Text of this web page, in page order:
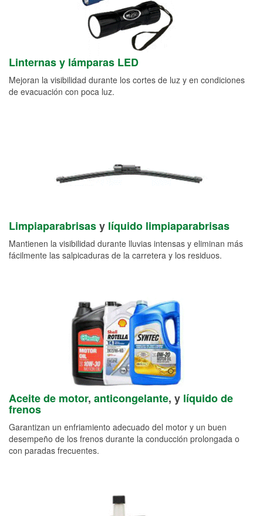
Linternas y lámparas LED
Mejoran la visibilidad durante los cortes de luz y en condiciones
de evacuación con poca luz.
Limpiaparabrisasy líquido limpiaparabrisas
Mantienen la visibilidad durante lluvias intensas y eliminan más
fácilmente las salpicaduras de la carretera y los residuos.
Aceite de motor, anticongelante, y líquido de
frenos
Garantizan un enfriamiento adecuado del motor y un buen
desempeño de los frenos durante la conducción prolongada o
con paradas frecuentes.